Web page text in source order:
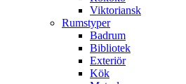
Viktoriansk
Rumstyper
Badrum
Bibliotek
Exteriör
Kök